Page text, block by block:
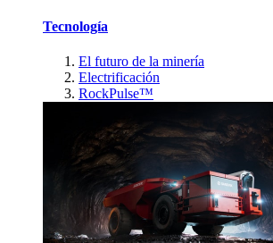
Tecnología
El futuro de la minería
Electrificación
RockPulse™